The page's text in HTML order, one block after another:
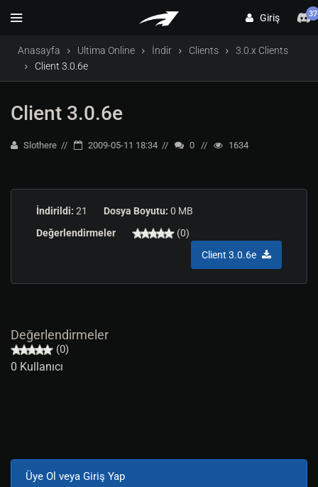
Giriş 37
Anasayfa Ultima Online İndir Clients
3.0.x Clients
Client 3.0.6e
Client 3.0.6e
Slothere 2009-05-11 18:34 0 1634
İndirildi: 21 Dosya Boyutu: 0 MB
Değerlendirmeler
(0)
Client 3.0.6e
Değerlendirmeler
(0)
0 Kullanıcı
Üye Ol veya Giriş Yap